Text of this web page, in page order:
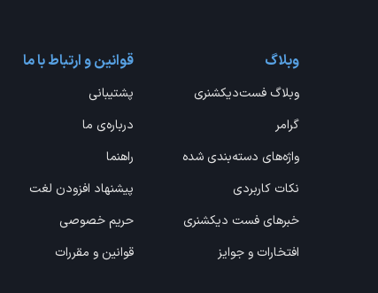
وبلاگ
وبلاگ فست‌دیکشنری
گرامر
واژه‌های دسته‌بندی شده
نکات کاربردی
خبرهای فست دیکشنری
افتخارات و جوایز
قوانین و ارتباط با ما
پشتیبانی
درباره‌ی ما
راهنما
پیشنهاد افزودن لغت
حریم خصوصی
قوانین و مقررات